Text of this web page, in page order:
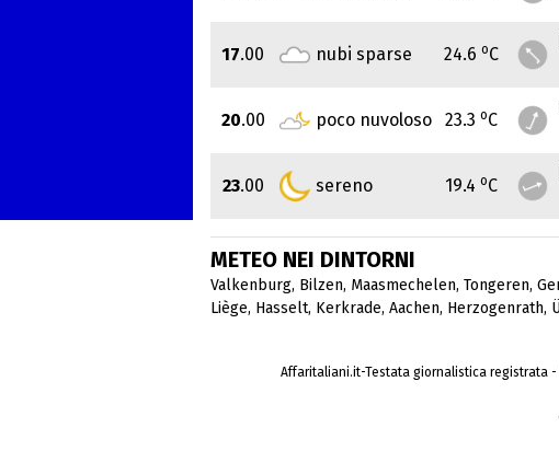
17.00 nubi sparse 24.6 oC
20.00 poco nuvoloso 23.3 oC
23.00 sereno 19.4 oC
METEO NEI DINTORNI
Valkenburg, Bilzen, Maasmechelen, Tongeren,
Liège, Hasselt, Kerkrade, Aachen, Herzogenrath,
Affaritaliani.it-Testata giornalistica registrata -